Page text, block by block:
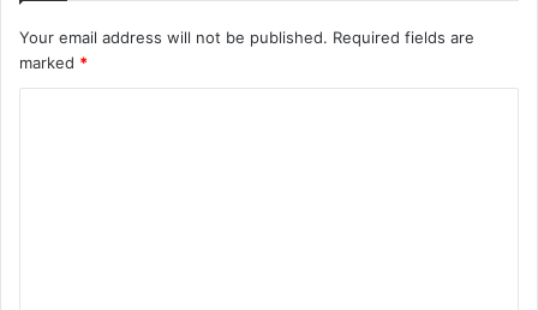
Your email address will not be published. Required fields are
marked *